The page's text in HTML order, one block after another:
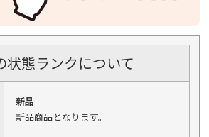
状態ランクについて
新品
新品商品となります。